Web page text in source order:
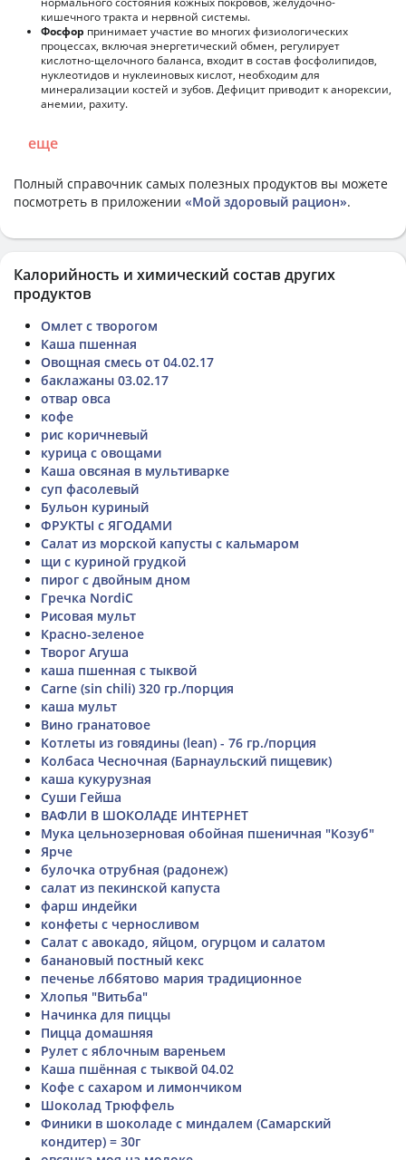
кишечного тракта и нервной системы.
Фосфор принимает участие во многих физиологических
процессах, включая энергетический обмен, регулирует
кислотно-щелочного баланса, входит в состав фосфолипидов,
нуклеотидов и нуклеиновых кислот, необходим для
минерализации костей и зубов. Дефицит приводит к анорексии,
анемии, рахиту.
еще
Полный справочник самых полезных продуктов вы можете
посмотреть в приложении «Мой здоровый рацион».
Калорийность и химический состав других
продуктов
Омлет с творогом
Каша пшенная
Овощная смесь от 04.02.17
баклажаны 03.02.17
отвар овса
кофе
рис коричневый
курица с овощами
Каша овсяная в мультиварке
суп фасолевый
Бульон куриный
ФРУКТЫ с ЯГОДАМИ
Салат из морской капусты с кальмаром
щи с куриной грудкой
пирог с двойным дном
Гречка NordiC
Рисовая мульт
Красно-зеленое
Творог Агуша
каша пшенная с тыквой
Carne (sin chili) 320 гр./порция
каша мульт
Вино гранатовое
Котлеты из говядины (lean) - 76 гр./порция
Колбаса Чесночная (Барнаульский пищевик)
каша кукурузная
Суши Гейша
ВАФЛИ В ШОКОЛАДЕ ИНТЕРНЕТ
Мука цельнозерновая обойная пшеничная "Козуб"
Ярче
булочка отрубная (радонеж)
салат из пекинской капуста
фарш индейки
конфеты с черносливом
Салат с авокадо, яйцом, огурцом и салатом
банановый постный кекс
печенье лббятово мария традиционное
Хлопья "Витьба"
Начинка для пиццы
Пицца домашняя
Рулет с яблочным вареньем
Каша пшённая с тыквой 04.02
Кофе с сахаром и лимончиком
Шоколад Трюффель
Финики в шоколаде с миндалем (Самарский
кондитер) = 30г